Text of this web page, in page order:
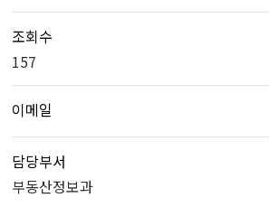
조회수
157
이메일
담당부서
부동산정보과